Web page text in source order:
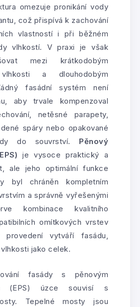
omezuje pronikání vody
což přispívá k zachování
vlastností i při běžném
vlhkostí. V praxi je však
mezi krátkodobým
a dlouhodobým
fasádní systém není
aby trvale kompenzoval
netěsné parapety,
spáry nebo opakované
do souvrství. Pěnový
je vysoce praktický a
ale jeho optimální funkce
byl chráněn kompletním
a správně vyřešenými
kombinace kvalitního
omítkových vrstev
provedení vytváří fasádu,
jako celek.
fasády s pěnovým
(EPS) úzce souvisí s
Tepelné mosty jsou